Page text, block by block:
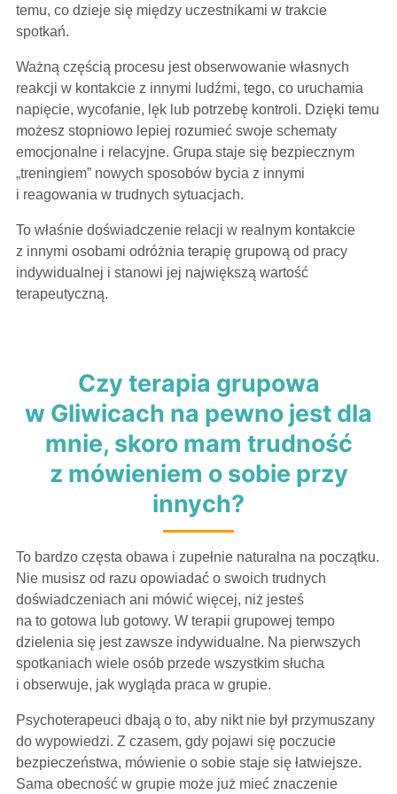
temu, co dzieje się między uczestnikami w trakcie
spotkań.
Ważną częścią procesu jest obserwowanie własnych
reakcji w kontakcie z innymi ludźmi, tego, co uruchamia
napięcie, wycofanie, lęk lub potrzebę kontroli. Dzięki temu
możesz stopniowo lepiej rozumieć swoje schematy
emocjonalne i relacyjne. Grupa staje się bezpiecznym
„treningiem” nowych sposobów bycia z innymi
i reagowania w trudnych sytuacjach.
To właśnie doświadczenie relacji w realnym kontakcie
z innymi osobami odróżnia terapię grupową od pracy
indywidualnej i stanowi jej największą wartość
terapeutyczną.
Czy terapia grupowa
w Gliwicach na pewno jest dla
mnie, skoro mam trudność
z mówieniem o sobie przy
innych?
To bardzo częsta obawa i zupełnie naturalna na początku.
Nie musisz od razu opowiadać o swoich trudnych
doświadczeniach ani mówić więcej, niż jesteś
na to gotowa lub gotowy. W terapii grupowej tempo
dzielenia się jest zawsze indywidualne. Na pierwszych
spotkaniach wiele osób przede wszystkim słucha
i obserwuje, jak wygląda praca w grupie.
Psychoterapeuci dbają o to, aby nikt nie był przymuszany
do wypowiedzi. Z czasem, gdy pojawi się poczucie
bezpieczeństwa, mówienie o sobie staje się łatwiejsze.
Sama obecność w grupie może już mieć znaczenie